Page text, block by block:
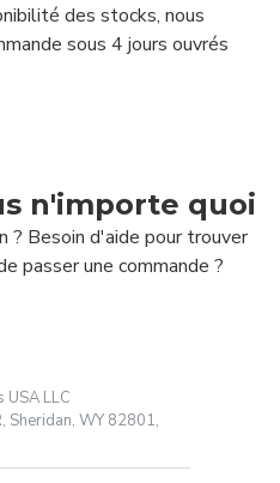
des stocks, nous
sous 4 jours ouvrés
n'importe quoi
? Besoin d'aide pour trouver
passer une commande ?
USA LLC
Sheridan, WY 82801,